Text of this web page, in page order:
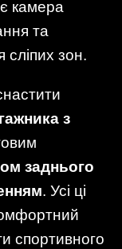
камера
та
сліпих зон.
з
заднього
. Усі ці
спортивного